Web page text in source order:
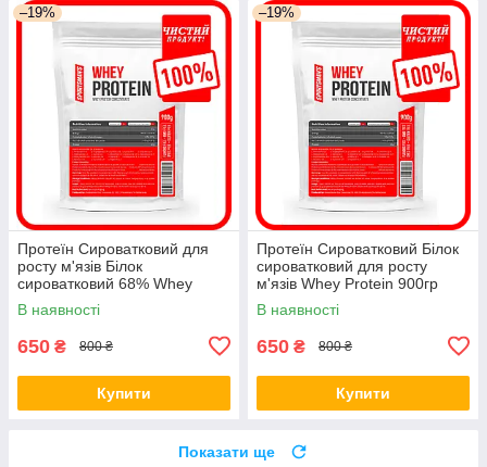
–19%
Протеїн Сироватковий для
росту м'язів Білок
сироватковий 68% Whey
Protein 900гр
В наявності
650 ₴ 800 ₴
Купити
–19%
Протеїн Сироватковий Білок
сироватковий для росту
м'язів Whey Protein 900гр
В наявності
650 ₴ 800 ₴
Купити
Показати ще